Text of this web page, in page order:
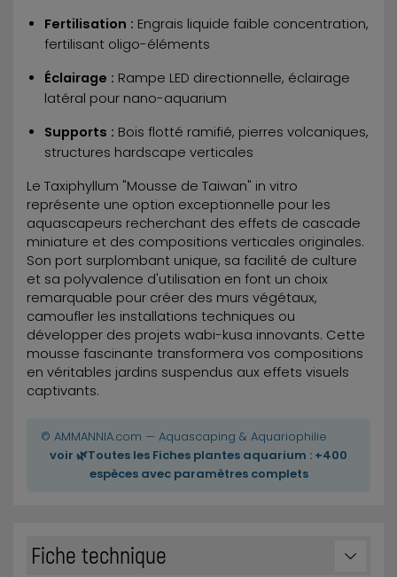
Fertilisation : Engrais liquide faible concentration,
fertilisant oligo-éléments
Éclairage : Rampe LED directionnelle, éclairage
latéral pour nano-aquarium
Supports : Bois flotté ramifié, pierres volcaniques,
structures hardscape verticales
Le Taxiphyllum "Mousse de Taiwan" in vitro
représente une option exceptionnelle pour les
aquascapeurs recherchant des effets de cascade
miniature et des compositions verticales originales.
Son port surplombant unique, sa facilité de culture
et sa polyvalence d'utilisation en font un choix
remarquable pour créer des murs végétaux,
camoufler les installations techniques ou
développer des projets wabi-kusa innovants. Cette
mousse fascinante transformera vos compositions
en véritables jardins suspendus aux effets visuels
captivants.
© AMMANNIA.com — Aquascaping & Aquariophilie
voir 🌿Toutes les Fiches plantes aquarium : +400
espèces avec paramètres complets
Fiche technique